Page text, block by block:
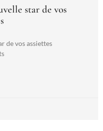
star de vos
de vos assiettes